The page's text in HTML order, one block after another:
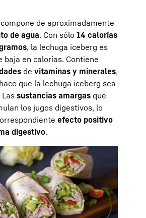
de aproximadamente
de agua. Con sólo 14 calorías
, la lechuga iceberg es
baja en calorías. Contiene
de vitaminas y minerales,
que la lechuga iceberg sea
sustancias amargas que
los jugos digestivos, lo
efecto positivo
digestivo.